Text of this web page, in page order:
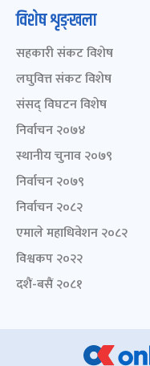
विशेष शृङ्खला
सहकारी संकट विशेष
लघुवित्त संकट विशेष
संसद् विघटन विशेष
निर्वाचन २०७४
स्थानीय चुनाव २०७९
निर्वाचन २०७९
निर्वाचन २०८२
एमाले महाधिवेशन २०८२
विश्वकप २०२२
दशैं-बसैं २०८१